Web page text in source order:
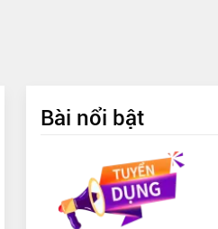
Bài nổi bật